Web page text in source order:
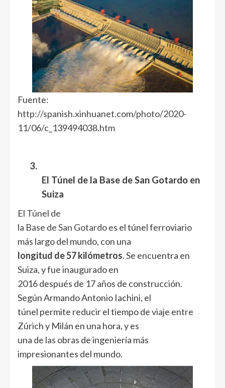
Fuente:
http://spanish.xinhuanet.com/photo/2020-
11/06/c_139494038.htm
3.
El Túnel de la Base de San Gotardo en
Suiza
El Túnel de
la Base de San Gotardoes el túnel ferroviario
más largo del mundo, con una
longitud de 57 kilómetros. Se encuentra en
Suiza, y fue inaugurado en
2016 después de 17 años de construcción.
Según Armando Antonio Iachini, el
túnel permite reducir el tiempo de viaje entre
Zúrich y Milán en una hora, y es
una de las obras de ingeniería más
impresionantes del mundo.